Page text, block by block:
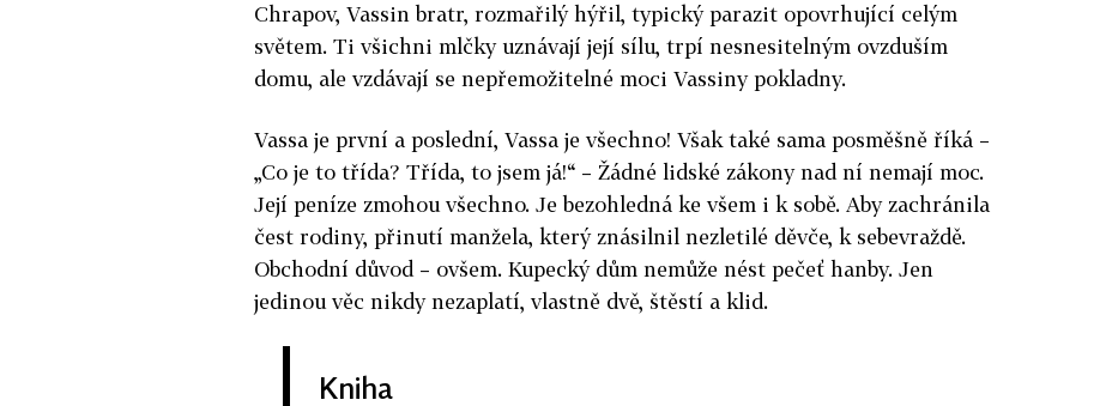
Chrapov, Vassin bratr, rozmařilý hýřil, typický parazit opovrhující celým
světem. Ti všichni mlčky uznávají její sílu, trpí nesnesitelným ovzduším
domu, ale vzdávají se nepřemožitelné moci Vassiny pokladny.
Vassa je první a poslední, Vassa je všechno! Však také sama posměšně říká –
„Co je to třída? Třída, to jsem já!“ – Žádné lidské zákony nad ní nemají moc.
Její peníze zmohou všechno. Je bezohledná ke všem i k sobě. Aby zachránila
čest rodiny, přinutí manžela, který znásilnil nezletilé děvče, k sebevraždě.
Obchodní důvod – ovšem. Kupecký dům nemůže nést pečeť hanby. Jen
jedinou věc nikdy nezaplatí, vlastně dvě, štěstí a klid.
Kniha